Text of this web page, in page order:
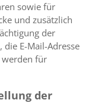
sowie für
und zusätzlich
der
E-Mail-Adresse
werden für
der